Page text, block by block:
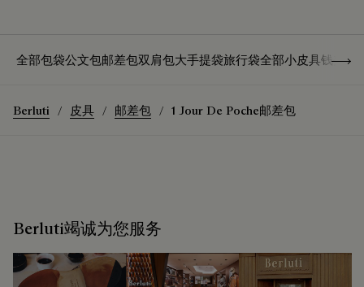
全部包袋公文包邮差包双肩包大手提袋旅行袋全部小皮具钱夹卡
Berluti 皮具 邮差包 1 Jour De Poche邮差包
Berluti竭诚为您服务